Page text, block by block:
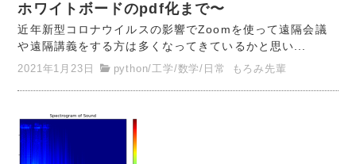
ホワイトボードのpdf化まで〜
近年新型コロナウイルスの影響でZoomを使って遠隔会議
や遠隔講義をする方は多くなってきているかと思い...
2021年1月23日
python/工学/数学/ 日常 もろみ先輩